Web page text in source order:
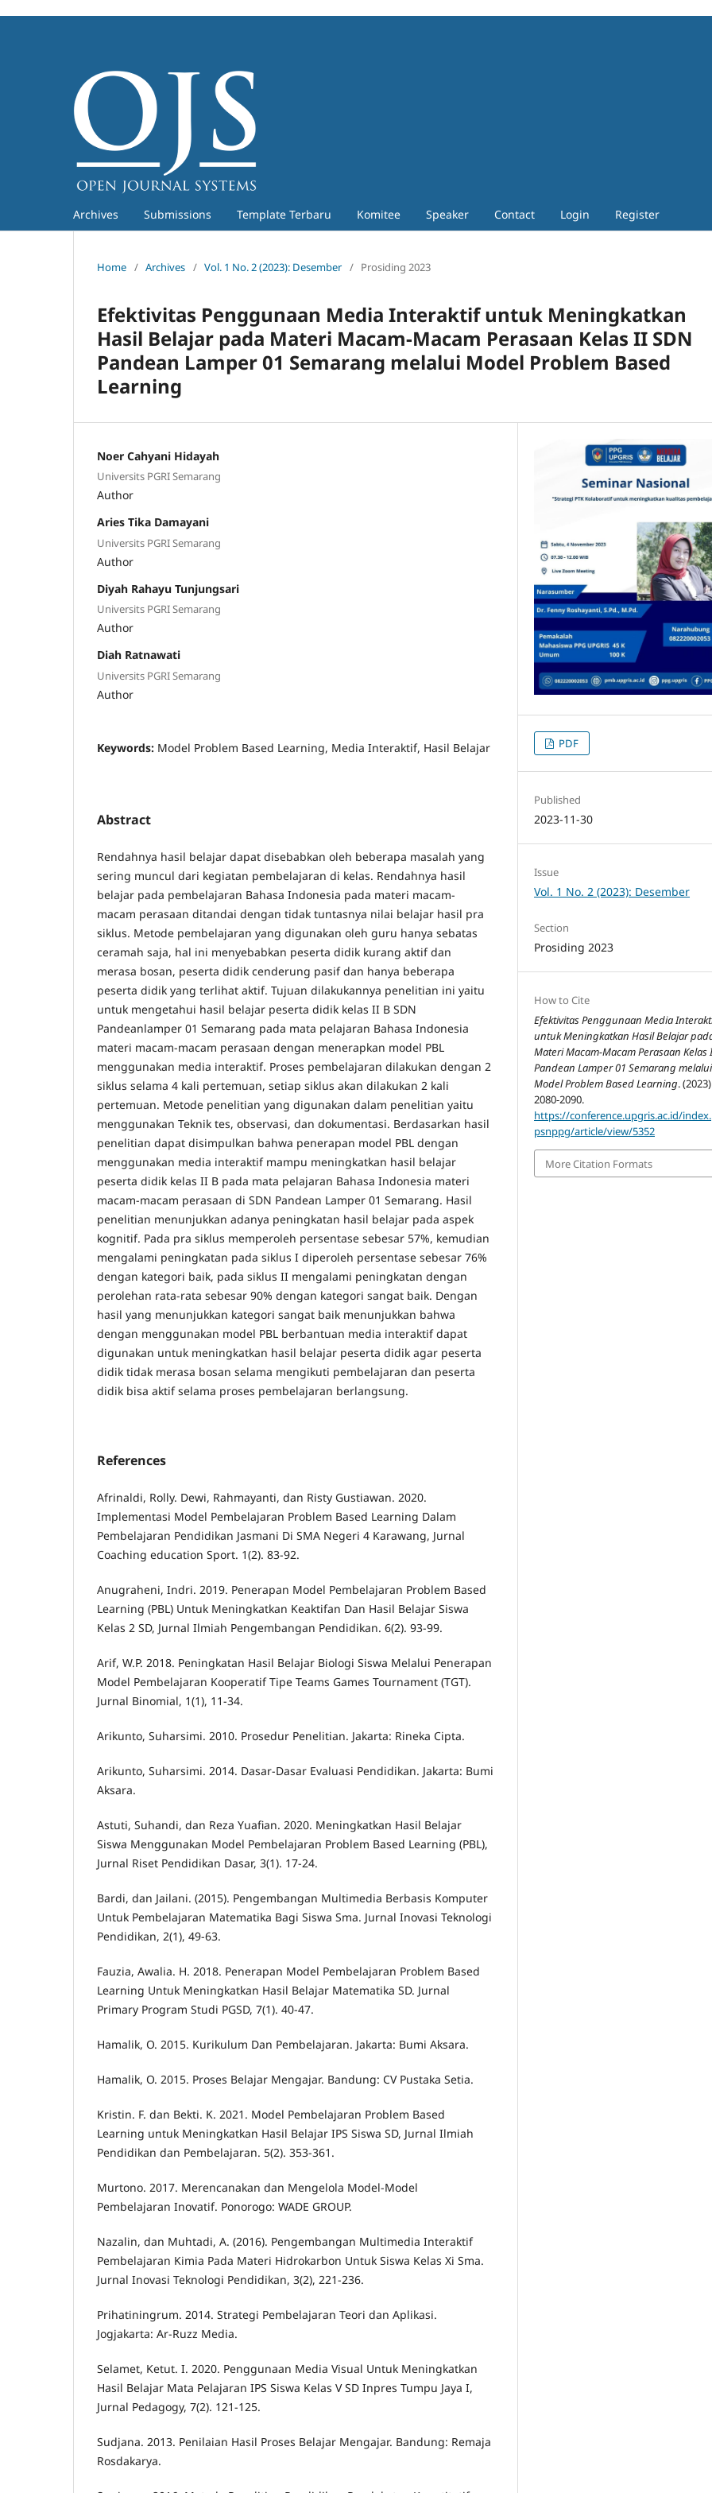
Archives Submissions Template Terbaru Komitee Speaker Contact Login Register
Home / Archives / Vol. 1 No. 2 (2023): Desember / Prosiding 2023
Efektivitas Penggunaan Media Interaktif untuk Meningkatkan
Hasil Belajar pada Materi Macam-Macam Perasaan Kelas II SDN
Pandean Lamper 01 Semarang melalui Model Problem Based
Learning
Noer Cahyani Hidayah
Universits PGRI Semarang
Author
Aries Tika Damayani
Universits PGRI Semarang
Author
Diyah Rahayu Tunjungsari
Universits PGRI Semarang
Author
Diah Ratnawati
Universits PGRI Semarang
Author
Keywords: Model Problem Based Learning, Media Interaktif, Hasil Belajar
Abstract
Rendahnya hasil belajar dapat disebabkan oleh beberapa masalah yang
sering muncul dari kegiatan pembelajaran di kelas. Rendahnya hasil
belajar pada pembelajaran Bahasa Indonesia pada materi macam-
macam perasaan ditandai dengan tidak tuntasnya nilai belajar hasil pra
siklus. Metode pembelajaran yang digunakan oleh guru hanya sebatas
ceramah saja, hal ini menyebabkan peserta didik kurang aktif dan
merasa bosan, peserta didik cenderung pasif dan hanya beberapa
peserta didik yang terlihat aktif. Tujuan dilakukannya penelitian ini yaitu
untuk mengetahui hasil belajar peserta didik kelas II B SDN
Pandeanlamper 01 Semarang pada mata pelajaran Bahasa Indonesia
materi macam-macam perasaan dengan menerapkan model PBL
menggunakan media interaktif. Proses pembelajaran dilakukan dengan 2
siklus selama 4 kali pertemuan, setiap siklus akan dilakukan 2 kali
pertemuan. Metode penelitian yang digunakan dalam penelitian yaitu
menggunakan Teknik tes, observasi, dan dokumentasi. Berdasarkan hasil
penelitian dapat disimpulkan bahwa penerapan model PBL dengan
menggunakan media interaktif mampu meningkatkan hasil belajar
peserta didik kelas II B pada mata pelajaran Bahasa Indonesia materi
macam-macam perasaan di SDN Pandean Lamper 01 Semarang. Hasil
penelitian menunjukkan adanya peningkatan hasil belajar pada aspek
kognitif. Pada pra siklus memperoleh persentase sebesar 57%, kemudian
mengalami peningkatan pada siklus I diperoleh persentase sebesar 76%
dengan kategori baik, pada siklus II mengalami peningkatan dengan
perolehan rata-rata sebesar 90% dengan kategori sangat baik. Dengan
hasil yang menunjukkan kategori sangat baik menunjukkan bahwa
dengan menggunakan model PBL berbantuan media interaktif dapat
digunakan untuk meningkatkan hasil belajar peserta didik agar peserta
didik tidak merasa bosan selama mengikuti pembelajaran dan peserta
didik bisa aktif selama proses pembelajaran berlangsung.
References
Afrinaldi, Rolly. Dewi, Rahmayanti, dan Risty Gustiawan. 2020.
Implementasi Model Pembelajaran Problem Based Learning Dalam
Pembelajaran Pendidikan Jasmani Di SMA Negeri 4 Karawang, Jurnal
Coaching education Sport. 1(2). 83-92.
Anugraheni, Indri. 2019. Penerapan Model Pembelajaran Problem Based
Learning (PBL) Untuk Meningkatkan Keaktifan Dan Hasil Belajar Siswa
Kelas 2 SD, Jurnal Ilmiah Pengembangan Pendidikan. 6(2). 93-99.
Arif, W.P. 2018. Peningkatan Hasil Belajar Biologi Siswa Melalui Penerapan
Model Pembelajaran Kooperatif Tipe Teams Games Tournament (TGT).
Jurnal Binomial, 1(1), 11-34.
Arikunto, Suharsimi. 2010. Prosedur Penelitian. Jakarta: Rineka Cipta.
Arikunto, Suharsimi. 2014. Dasar-Dasar Evaluasi Pendidikan. Jakarta: Bumi
Aksara.
Astuti, Suhandi, dan Reza Yuafian. 2020. Meningkatkan Hasil Belajar
Siswa Menggunakan Model Pembelajaran Problem Based Learning (PBL),
Jurnal Riset Pendidikan Dasar, 3(1). 17-24.
Bardi, dan Jailani. (2015). Pengembangan Multimedia Berbasis Komputer
Untuk Pembelajaran Matematika Bagi Siswa Sma. Jurnal Inovasi Teknologi
Pendidikan, 2(1), 49-63.
Fauzia, Awalia. H. 2018. Penerapan Model Pembelajaran Problem Based
Learning Untuk Meningkatkan Hasil Belajar Matematika SD. Jurnal
Primary Program Studi PGSD, 7(1). 40-47.
Hamalik, O. 2015. Kurikulum Dan Pembelajaran. Jakarta: Bumi Aksara.
Hamalik, O. 2015. Proses Belajar Mengajar. Bandung: CV Pustaka Setia.
Kristin. F. dan Bekti. K. 2021. Model Pembelajaran Problem Based
Learning untuk Meningkatkan Hasil Belajar IPS Siswa SD, Jurnal Ilmiah
Pendidikan dan Pembelajaran. 5(2). 353-361.
Murtono. 2017. Merencanakan dan Mengelola Model-Model
Pembelajaran Inovatif. Ponorogo: WADE GROUP.
Nazalin, dan Muhtadi, A. (2016). Pengembangan Multimedia Interaktif
Pembelajaran Kimia Pada Materi Hidrokarbon Untuk Siswa Kelas Xi Sma.
Jurnal Inovasi Teknologi Pendidikan, 3(2), 221-236.
Prihatiningrum. 2014. Strategi Pembelajaran Teori dan Aplikasi.
Jogjakarta: Ar-Ruzz Media.
Selamet, Ketut. I. 2020. Penggunaan Media Visual Untuk Meningkatkan
Hasil Belajar Mata Pelajaran IPS Siswa Kelas V SD Inpres Tumpu Jaya I,
Jurnal Pedagogy, 7(2). 121-125.
Sudjana. 2013. Penilaian Hasil Proses Belajar Mengajar. Bandung: Remaja
Rosdakarya.
PDF
Published
2023-11-30
Issue
Vol. 1 No. 2 (2023): Desember
Section
Prosiding 2023
How to Cite
Efektivitas Penggunaan Media
untuk Meningkatkan Hasil Belajar
Materi Macam-Macam Perasaan Kelas
Pandean Lamper 01 Semarang melalui
Model Problem Based Learning.
2080-2090.
https://conference.upgris.ac.id/
psnppg/article/view/5352
More Citation Formats